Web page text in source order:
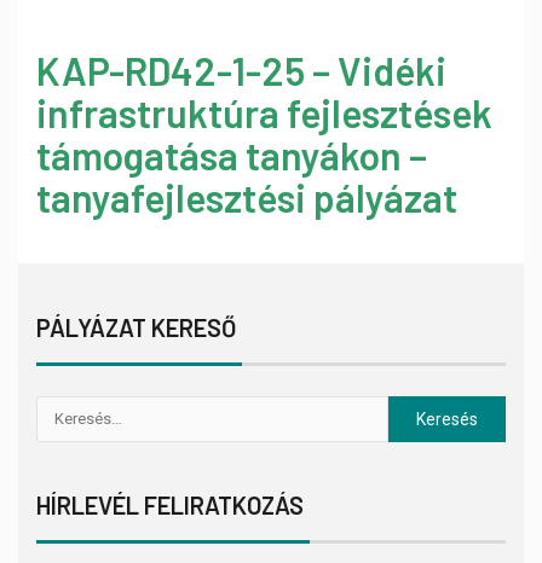
KAP-RD42-1-25 – Vidéki
infrastruktúra fejlesztések
támogatása tanyákon –
tanyafejlesztési pályázat
PÁLYÁZAT KERESŐ
HÍRLEVÉL FELIRATKOZÁS